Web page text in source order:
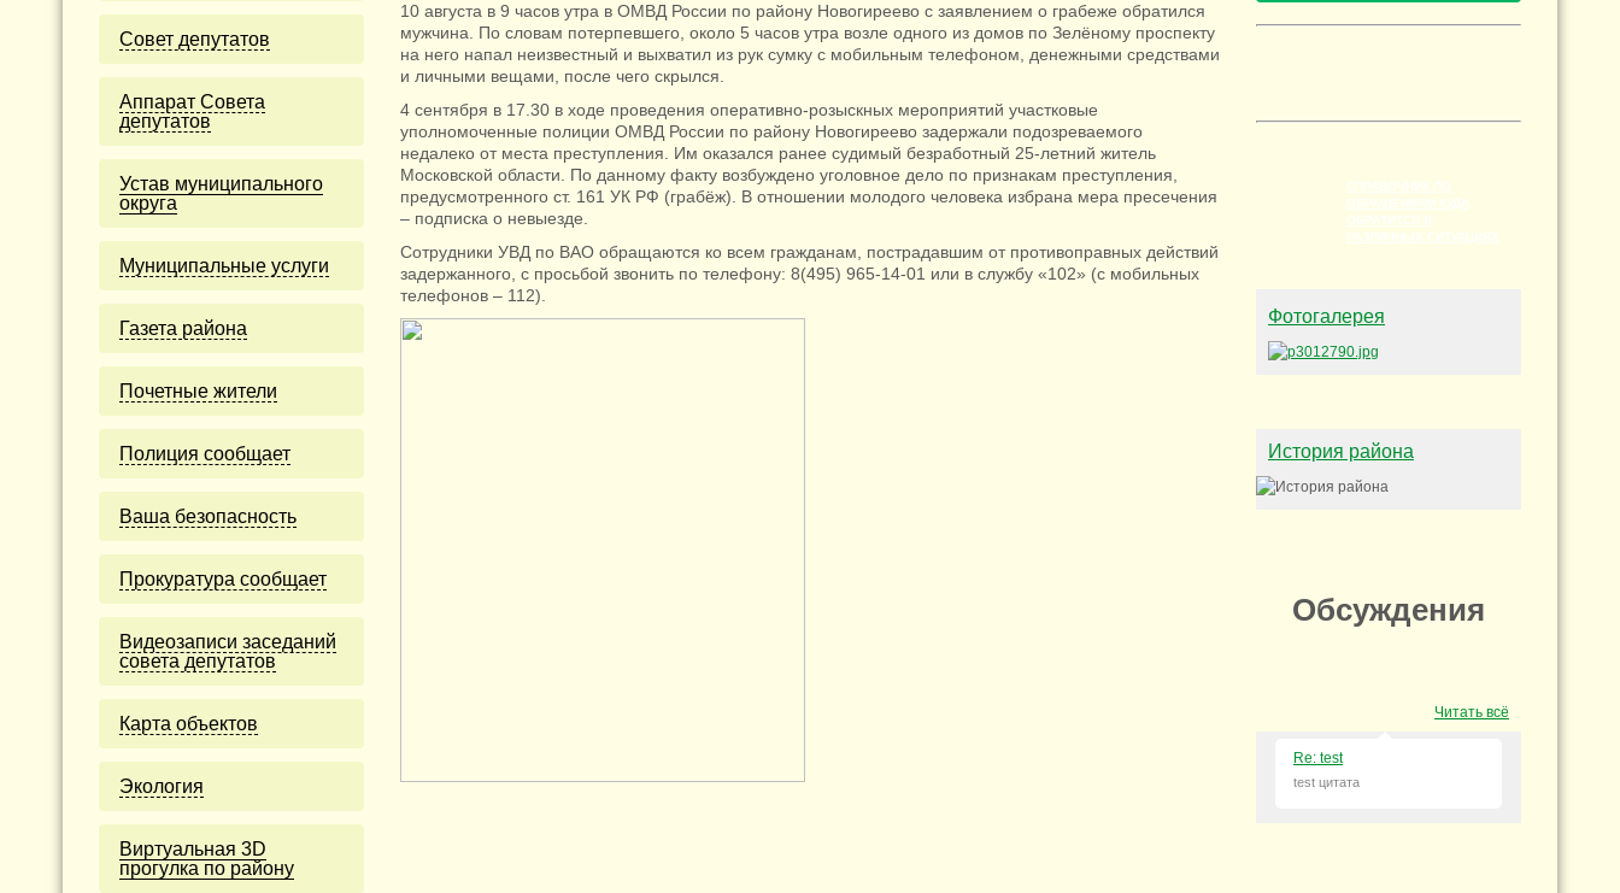
Cовет депутатов
Аппарат Совета
депутатов
Устав муниципального
округа
Муниципальные услуги
Газета района
Почетные жители
Полиция сообщает
Ваша безопасность
Прокуратура сообщает
Видеозаписи заседаний
совета депутатов
Карта объектов
Экология
Виртуальная 3D
прогулка по району
10 августа в 9 часов утра в ОМВД России по району Новогиреево с заявлением о грабеже обратился
мужчина. По словам потерпевшего, около 5 часов утра возле одного из домов по Зелёному проспекту
на него напал неизвестный и выхватил из рук сумку с мобильным телефоном, денежными средствами
и личными вещами, после чего скрылся.
4 сентября в 17.30 в ходе проведения оперативно-розыскных мероприятий участковые
уполномоченные полиции ОМВД России по району Новогиреево задержали подозреваемого
недалеко от места преступления. Им оказался ранее судимый безработный 25-летний житель
Московской области. По данному факту возбуждено уголовное дело по признакам преступления,
предусмотренного ст. 161 УК РФ (грабёж). В отношении молодого человека избрана мера пресечения
– подписка о невыезде.
Сотрудники УВД по ВАО обращаются ко всем гражданам, пострадавшим от противоправных действий
задержанного, с просьбой звонить по телефону: 8(495) 965-14-01 или в службу «102» (c мобильных
телефонов – 112).
СПРАВОЧНИК ПО
ОБРАЩЕНИЯМ КУДА
ОБРАТИТСЯ В
РАЗЛИЧНЫХ СИТУАЦИЯХ
Фотогалерея
История района
Обсуждения
Читать всё
Re: test
test цитата